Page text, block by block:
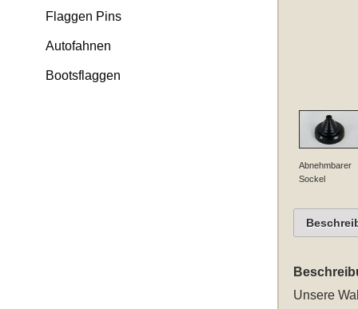
Flaggen Pins
Autofahnen
Bootsflaggen
Abnehmbarer
Sockel
Unsere